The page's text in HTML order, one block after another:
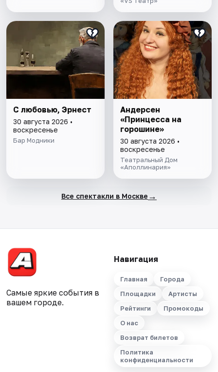
С любовью, Эрнест
30 августа 2026 •
воскресенье
Бар Модники
Андерсен
«Принцесса на
горошине»
30 августа 2026 •
воскресенье
Театральный Дом
«Аполлинария»
Все спектакли в Москве →
Самые яркие события в
вашем городе.
Навигация
Главная
Города
Площадки
Артисты
Рейтинги
Промокоды
О нас
Возврат билетов
Политика
конфиденциальности